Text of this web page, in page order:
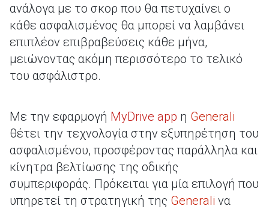
ανάλογα με το σκορ που θα πετυχαίνει ο
κάθε ασφαλισμένος θα μπορεί να λαμβάνει
επιπλέον επιβραβεύσεις κάθε μήνα,
μειώνοντας ακόμη περισσότερο το τελικό
του ασφάλιστρο.
Με την εφαρμογή MyDrive app η Generali
θέτει την τεχνολογία στην εξυπηρέτηση του
ασφαλισμένου, προσφέροντας παράλληλα και
κίνητρα βελτίωσης της οδικής
συμπεριφοράς. Πρόκειται για μία επιλογή που
υπηρετεί τη στρατηγική της Generali να